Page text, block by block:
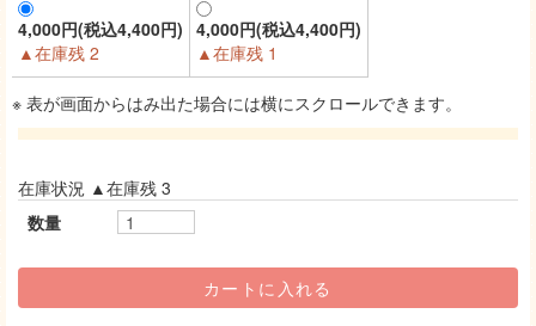
4,000円(税込4,400円)
▲在庫残 2
4,000円(税込4,400円)
▲在庫残 1
※ 表が画面からはみ出た場合には横にスクロールできます。
在庫状況 ▲在庫残 3
数量